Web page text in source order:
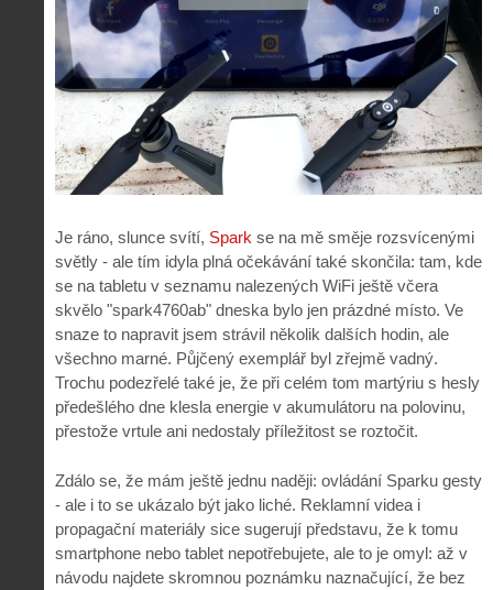
Je ráno, slunce svítí, Spark se na mě směje rozsvícenými
světly - ale tím idyla plná očekávání také skončila: tam, kde
se na tabletu v seznamu nalezených WiFi ještě včera
skvělo "spark4760ab" dneska bylo jen prázdné místo. Ve
snaze to napravit jsem strávil několik dalších hodin, ale
všechno marné. Půjčený exemplář byl zřejmě vadný.
Trochu podezřelé také je, že při celém tom martýriu s hesly
předešlého dne klesla energie v akumulátoru na polovinu,
přestože vrtule ani nedostaly příležitost se roztočit.
Zdálo se, že mám ještě jednu naději: ovládání Sparku gesty
- ale i to se ukázalo být jako liché. Reklamní videa i
propagační materiály sice sugerují představu, že k tomu
smartphone nebo tablet nepotřebujete, ale to je omyl: až v
návodu najdete skromnou poznámku naznačující, že bez